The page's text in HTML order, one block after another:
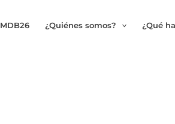
MDB26 ¿Quiénes somos? ¿Qué